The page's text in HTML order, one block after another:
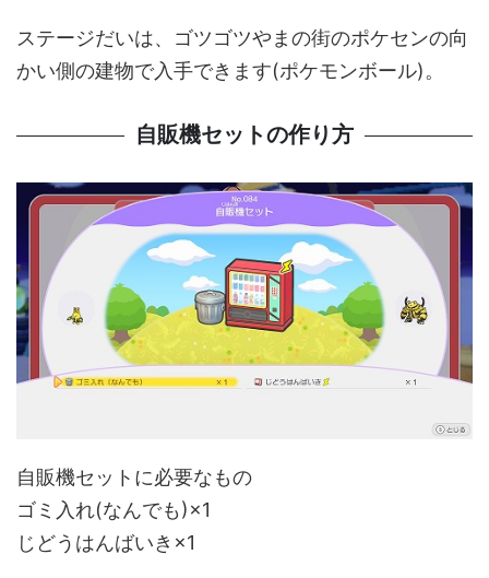
ステージだいは、ゴツゴツやまの街のポケセンの向
かい側の建物で入手できます(ポケモンボール)。
自販機セットの作り方
自販機セットに必要なもの
ゴミ入れ(なんでも)×1
じどうはんばいき×1